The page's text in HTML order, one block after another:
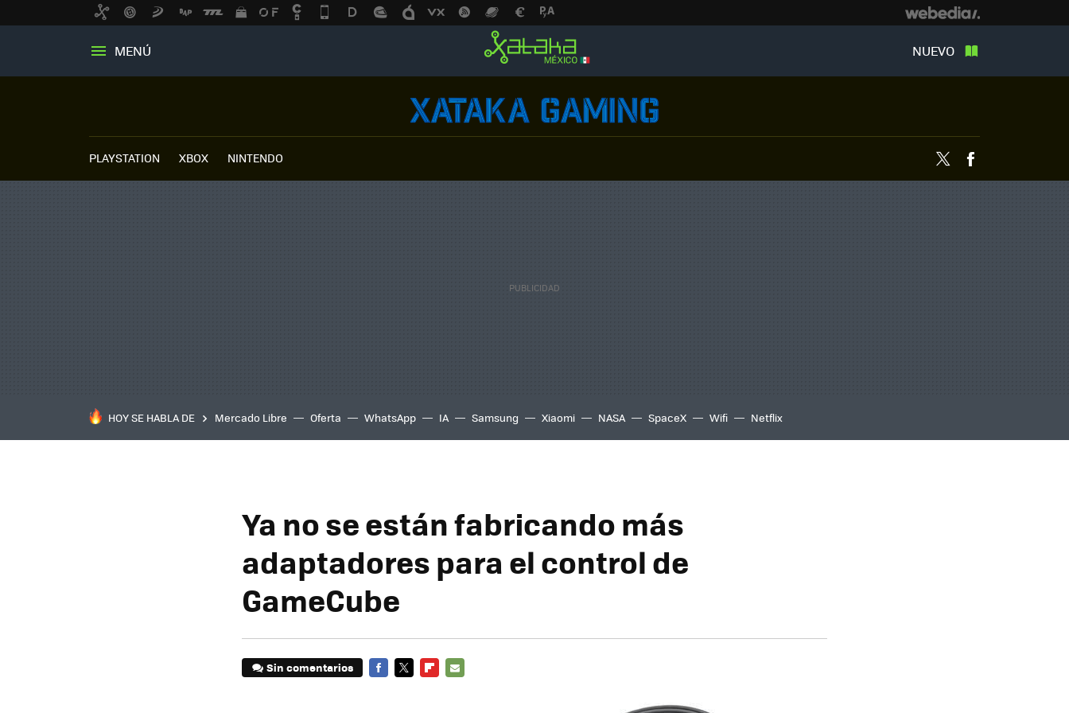
MENÚ NUEVO
PLAYSTATION XBOX NINTENDO Twitter
HOY SE HABLA DE Mercado Libre Oferta WhatsApp IA Samsung Xiaomi NASA SpaceX Wifi Netflix
Ya no se están fabricando más
adaptadores para el control de
GameCube
Sin comentarios